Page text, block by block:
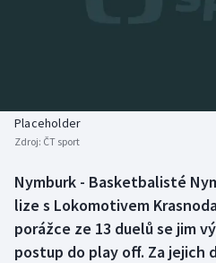
Biatlon
Box
Curling
Aplikace ČT sport
Placeholder
Zdroj: ČT sport
Nymburk - Basketbalisté
lize s Lokomotivem
porážce ze 13 duelů se jim
postup do play off. Za jejich